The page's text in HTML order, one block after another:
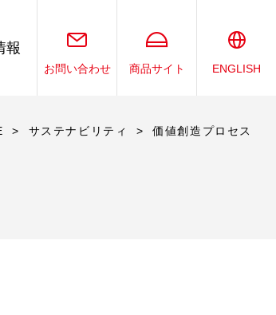
報
お問い合わせ 商品サイト ENGLISH
サステナビリティ 価値創造プロセス